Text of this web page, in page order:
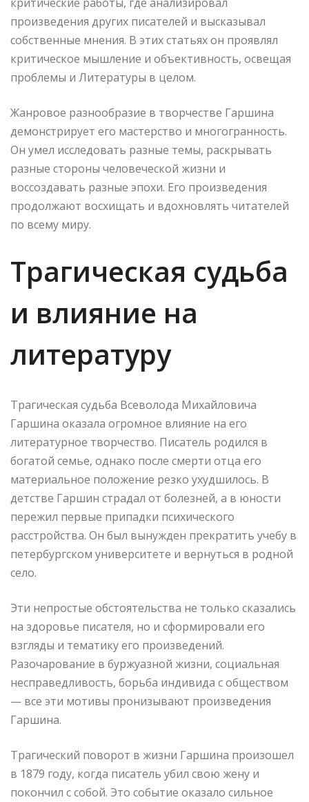
произведения других писателей и высказывал
собственные мнения. В этих статьях он проявлял
критическое мышление и объективность, освещая
проблемы и Литературы в целом.
Жанровое разнообразие в творчестве Гаршина
демонстрирует его мастерство и многогранность.
Он умел исследовать разные темы, раскрывать
разные стороны человеческой жизни и
воссоздавать разные эпохи. Его произведения
продолжают восхищать и вдохновлять читателей
по всему миру.
Трагическая судьба
и влияние на
литературу
Трагическая судьба Всеволода Михайловича
Гаршина оказала огромное влияние на его
литературное творчество. Писатель родился в
богатой семье, однако после смерти отца его
материальное положение резко ухудшилось. В
детстве Гаршин страдал от болезней, а в юности
пережил первые припадки психического
расстройства. Он был вынужден прекратить учебу в
петербургском университете и вернуться в родной
село.
Эти непростые обстоятельства не только сказались
на здоровье писателя, но и сформировали его
взгляды и тематику его произведений.
Разочарование в буржуазной жизни, социальная
несправедливость, борьба индивида с обществом
— все эти мотивы пронизывают произведения
Гаршина.
Трагический поворот в жизни Гаршина произошел
в 1879 году, когда писатель убил свою жену и
покончил с собой. Это событие оказало сильное